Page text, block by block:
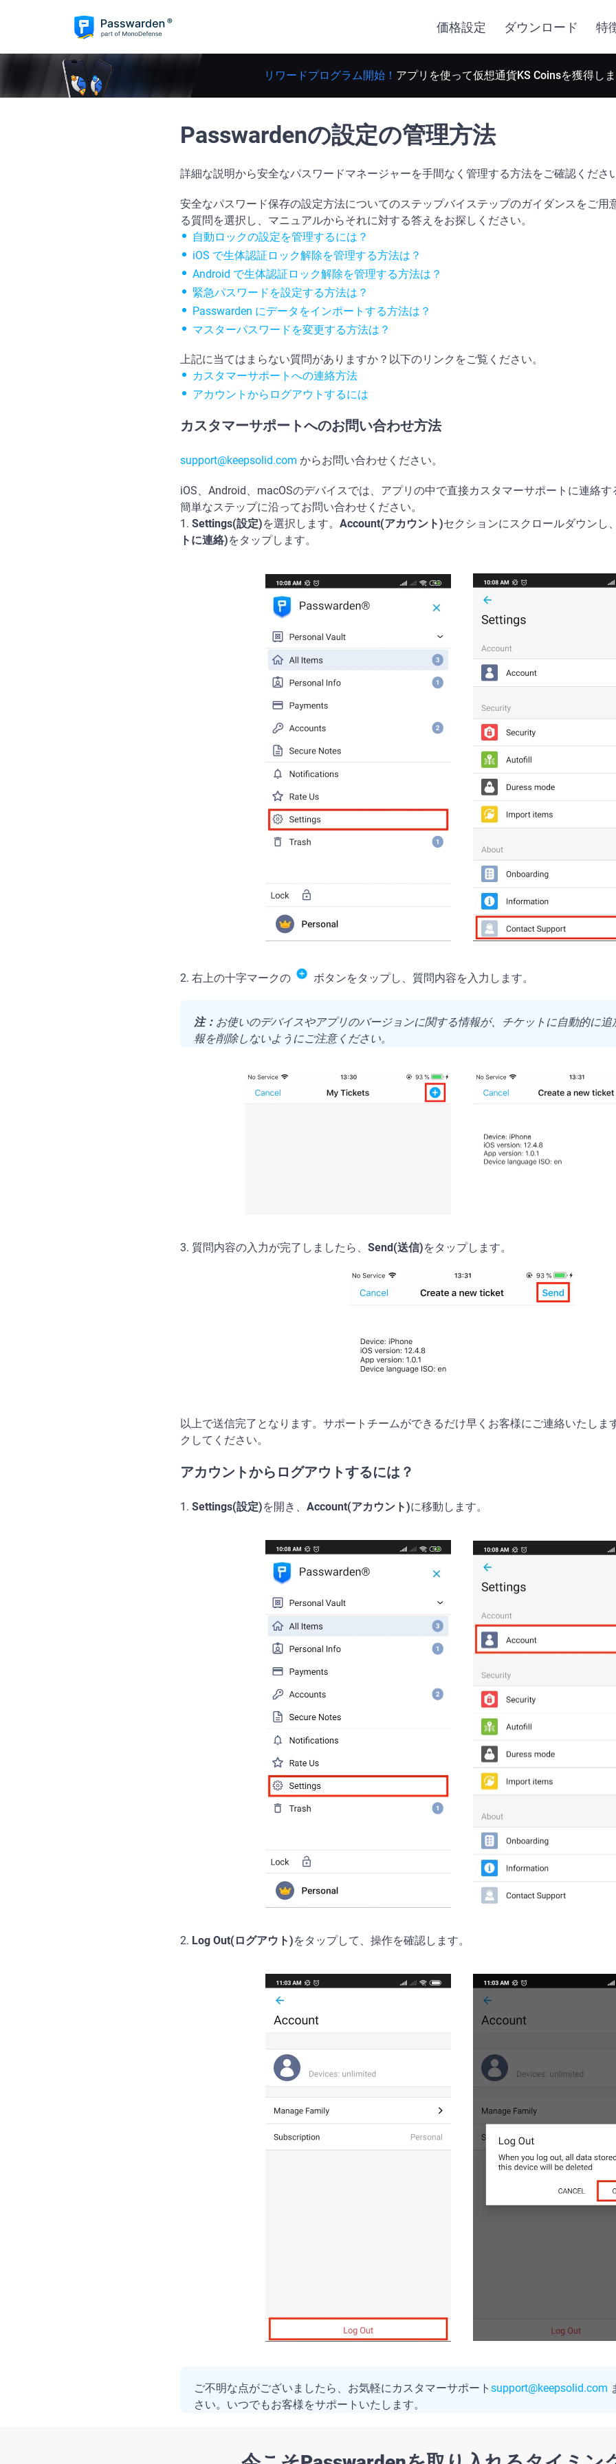
価格設定 ダウンロード 特
リワードプログラム開始！ アプリを使って仮想通貨KS Coinsを獲得しま
Passwardenの設定の管理方法
詳細な説明から安全なパスワードマネージャーを手間なく管理する方法をご確認ください
安全なパスワード保存の設定方法についてのステップバイステップのガイダンスをご用
る質問を選択し、マニュアルからそれに対する答えをお探しください。
自動ロックの設定を管理するには？
iOS で生体認証ロック解除を管理する方法は？
Android で生体認証ロック解除を管理する方法は？
緊急パスワードを設定する方法は？
Passwarden にデータをインポートする方法は？
マスターパスワードを変更する方法は？
上記に当てはまらない質問がありますか？以下のリンクをご覧ください。
カスタマーサポートへの連絡方法
アカウントからログアウトするには
カスタマーサポートへのお問い合わせ方法
support@keepsolid.com からお問い合わせください。
iOS、Android、macOSのデバイスでは、アプリの中で直接カスタマーサポートに連絡
簡単なステップに沿ってお問い合わせください。
1. Settings(設定)を選択します。 Account(アカウント)セクションにスクロールダウンし、
トに連絡)をタップします。
2. 右上の十字マークの ボタンをタップし、質問内容を入力します。
注： お使いのデバイスやアプリのバージョンに関する情報が、チケットに自動的に
報を削除しないようにご注意ください。
3. 質問内容の入力が完了しましたら、 Send(送信)をタップします。
以上で送信完了となります。サポートチームができるだけ早くお客様にご連絡いたしま
クしてください。
アカウントからログアウトするには？
1. Settings(設定)を開き、 Account(アカウント)に移動します。
2. Log Out(ログアウト)をタップして、操作を確認します。
ご不明な点がございましたら、お気軽にカスタマーサポート support@keepsolid.com
さい。いつでもお客様をサポートいたします。